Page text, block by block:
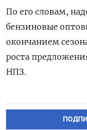
По его словам,
бензиновые
окончанием
роста
НПЗ.